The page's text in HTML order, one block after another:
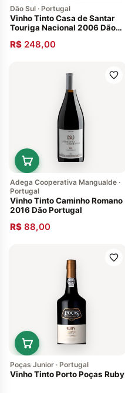
Dão Sul · Portugal
Vinho Tinto Casa de Santar
Touriga Nacional 2006 Dão
R$ 248,00
Adega Cooperativa Mangualde ·
Portugal
Vinho Tinto Caminho Romano
2016 Dão Portugal
R$ 88,00
Poças Junior · Portugal
Vinho Tinto Porto Poças Ruby